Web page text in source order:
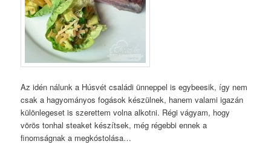
Az idén nálunk a Húsvét családi ünneppel is egybeesik, így nem
csak a hagyományos fogások készülnek, hanem valami igazán
különlegeset is szerettem volna alkotni. Régi vágyam, hogy
vörös tonhal steaket készítsek, még régebbi ennek a
finomságnak a megkóstolása…